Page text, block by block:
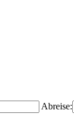
Abreise: